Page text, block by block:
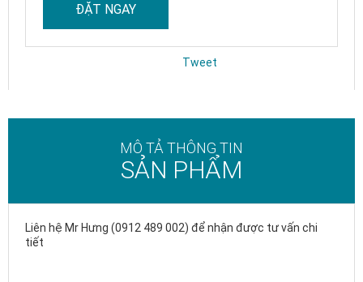
ĐẶT NGAY
Tweet
MÔ TẢ THÔNG TIN
SẢN PHẨM
Liên hệ Mr Hưng (0912 489 002) để nhận được tư vấn chi
tiết